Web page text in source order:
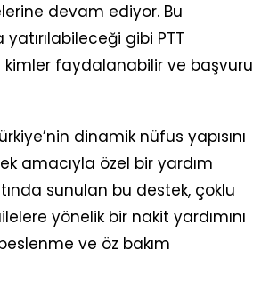
devam ediyor. Bu
gibi PTT
kimler faydalanabilir ve başvuru
dinamik nüfus yapısını
amacıyla özel bir yardım
sunulan bu destek, çoklu
yönelik bir nakit yardımını
ve öz bakım